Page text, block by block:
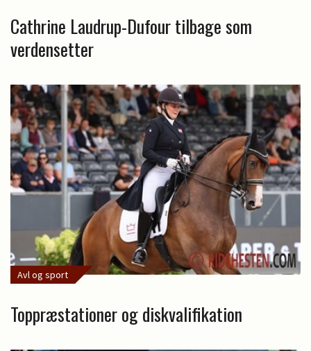
Cathrine Laudrup-Dufour tilbage som
verdensetter
Avl og sport
Toppræstationer og diskvalifikation